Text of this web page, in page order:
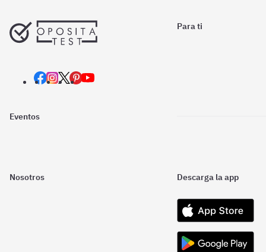
Para ti
Eventos
Nosotros Descarga la app